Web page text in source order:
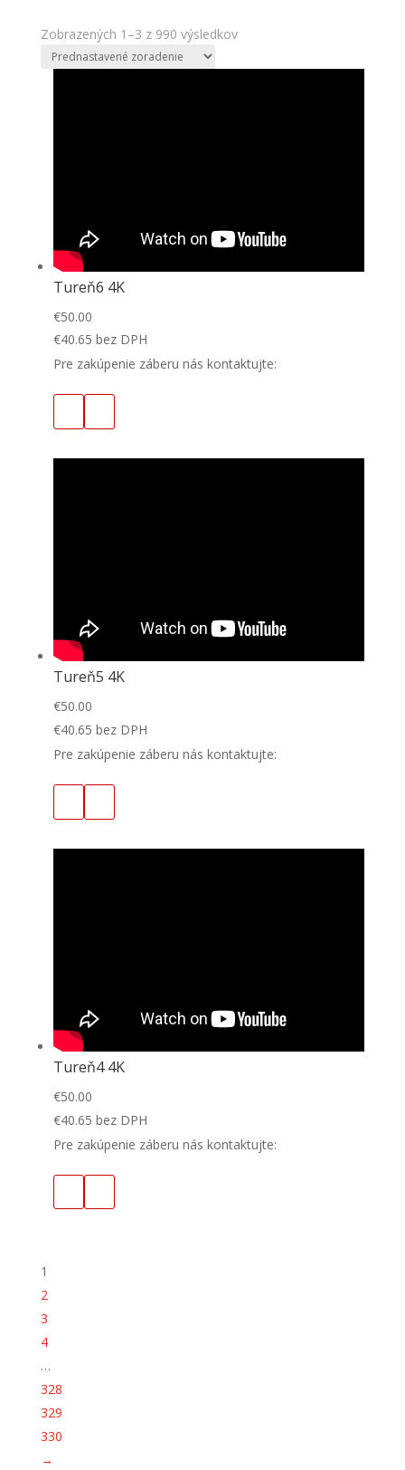
Zobrazených 1–3 z 990 výsledkov
Tureň6 4K
€50.00
€40.65 bez DPH
Pre zakúpenie záberu nás kontaktujte:
Tureň5 4K
€50.00
€40.65 bez DPH
Pre zakúpenie záberu nás kontaktujte:
Tureň4 4K
€50.00
€40.65 bez DPH
Pre zakúpenie záberu nás kontaktujte:
1
2
3
4
…
328
329
330
→